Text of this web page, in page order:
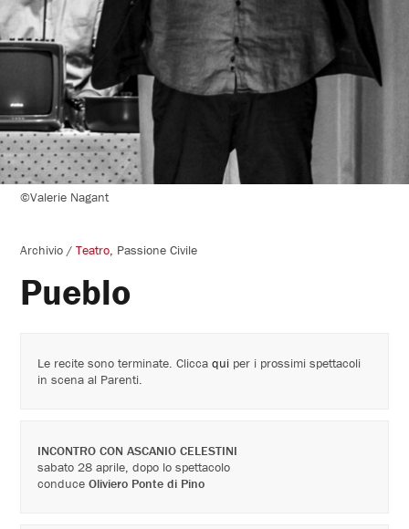
©Valerie Nagant
Archivio /Teatro Passione Civile
Pueblo
Le recite sono terminate. Cliccaqui per i prossimi spettacoli
in scena al Parenti.
INCONTRO CON ASCANIO CELESTINI
sabato 28 aprile, dopo lo spettacolo
conduce Oliviero Ponte di Pino